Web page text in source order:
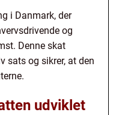
i Danmark, der
og
Denne skat
sats og sikrer, at den
udviklet